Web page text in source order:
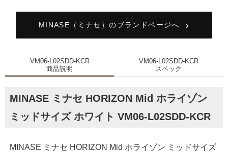
MINASE（ミナセ）のブランドページへ
VM06-L02SDD-KCR
商品説明
VM06-L02SDD-KCR
スペック
MINASE ミナセ HORIZON Mid ホライゾン
ミッドサイズ ホワイト VM06-L02SDD-KCR
MINASE ミナセ HORIZON Mid ホライゾン ミッドサイズ